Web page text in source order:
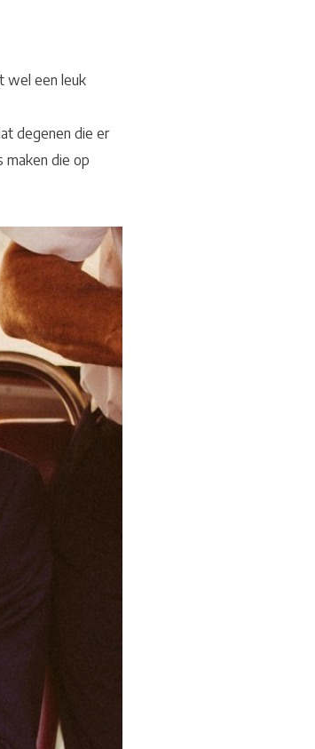
wel een leuk
degenen die er
maken die op